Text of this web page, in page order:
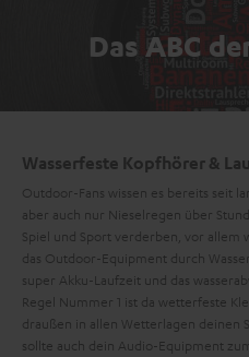
Das ABC
Wasserfeste Kopfhörer &
Outdoor-Fans wissen es bereits seit
aber auch nur Nieselregen über
Spiel und Sport verderben, vor allem
das Outdoor-Equipment durch
super Akku-Laufzeit und das
Regel Nummer 1 ist da wetterfeste
draußen in allen Wetterlagen deinen
sollte auch dein Audio-Equipment